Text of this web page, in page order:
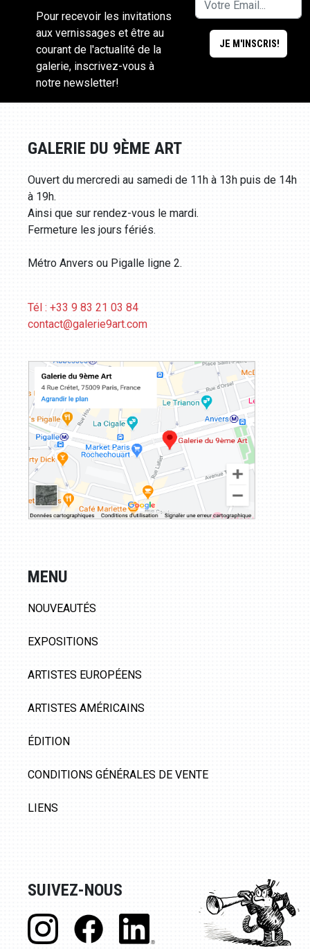
Pour recevoir les invitations
aux vernissages et être au
courant de l'actualité de la
galerie, inscrivez-vous à
notre newsletter!
GALERIE DU 9ÈME ART
Ouvert du mercredi au samedi de 11h à 13h puis de 14h
à 19h.
Ainsi que sur rendez-vous le mardi.
Fermeture les jours fériés.
Métro Anvers ou Pigalle ligne 2.
Tél : +33 9 83 21 03 84
contact@galerie9art.com
MENU
NOUVEAUTÉS
EXPOSITIONS
ARTISTES EUROPÉENS
ARTISTES AMÉRICAINS
ÉDITION
CONDITIONS GÉNÉRALES DE VENTE
LIENS
SUIVEZ-NOUS